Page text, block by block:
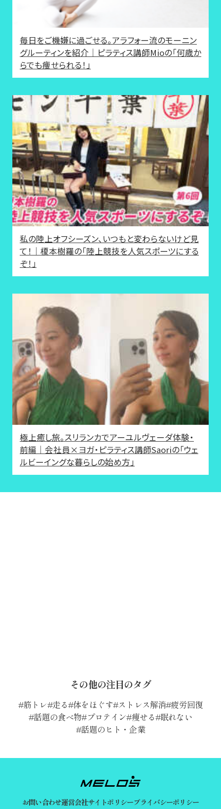
毎日をご機嫌に過ごせる。アラフォー流のモーニン
グルーティンを紹介｜ピラティス講師Mioの「何歳か
らでも痩せられる！」
私の陸上オフシーズン、いつもと変わらないけど見
て！｜榎本樹羅の「陸上競技を人気スポーツにする
ぞ！」
極上癒し旅。スリランカでアーユルヴェーダ体験・
前編｜会社員×ヨガ・ピラティス講師Saoriの「ウェ
ルビーイングな暮らしの始め方」
その他の注目のタグ
筋トレ 走る 体をほぐす ストレス解消 疲労回復
話題の食べ物 プロテイン 痩せる 眠れない
話題のヒト・企業
お問い合わせ運営会社サイトポリシープライバシーポリシー